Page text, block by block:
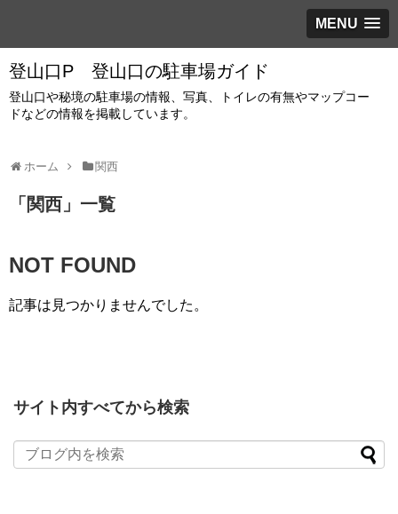
MENU
登山口P 登山口の駐車場ガイド
登山口や秘境の駐車場の情報、写真、トイレの有無やマップコー
ドなどの情報を掲載しています。
ホーム 関西
「 関西 」 一覧
NOT FOUND
記事は見つかりませんでした。
サイト内すべてから検索